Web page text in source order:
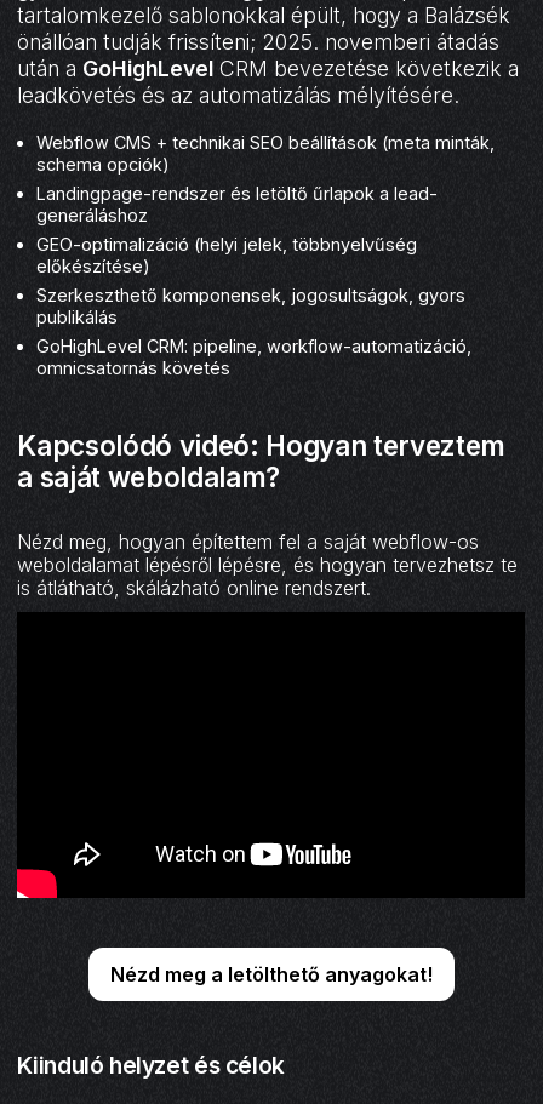
tartalomkezelő sablonokkal épült, hogy a Balázsék
önállóan tudják frissíteni; 2025. novemberi átadás
után a GoHighLevel CRM bevezetése következik a
leadkövetés és az automatizálás mélyítésére.
Webflow CMS + technikai SEO beállítások (meta minták,
schema opciók)
Landingpage-rendszer és letöltő űrlapok a lead-
generáláshoz
GEO-optimalizáció (helyi jelek, többnyelvűség
előkészítése)
Szerkeszthető komponensek, jogosultságok, gyors
publikálás
GoHighLevel CRM: pipeline, workflow-automatizáció,
omnicsatornás követés
Kapcsolódó videó: Hogyan terveztem
a saját weboldalam?
Nézd meg, hogyan építettem fel a saját webflow-os
weboldalamat lépésről lépésre, és hogyan tervezhetsz te
is átlátható, skálázható online rendszert.
Nézd meg a letölthető anyagokat!
Kiinduló helyzet és célok